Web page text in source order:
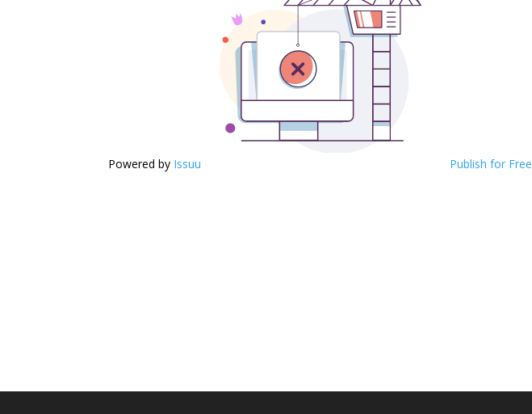
Powered by Issuu Publish for Free